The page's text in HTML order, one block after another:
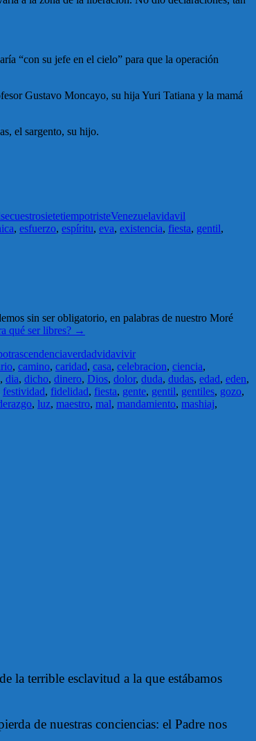
“con su jefe en el cielo” para que la operación
Gustavo Moncayo, su hija Yuri Tatiana y la mamá
el sargento, su hijo.
secuestrosietetiempotristeVenezuelavidavil
, esfuerzo, espíritu, eva, existencia, fiesta, gentil,
sin ser obligatorio, en palabras de nuestro Moré
qué ser libres? →
trascendenciaverdadvidavivir
, camino, caridad, casa, celebracion, ciencia,
, dia, dicho, dinero, Dios, dolor, duda, dudas, edad, eden,
festividad, fidelidad, fiesta, gente, gentil, gentiles, gozo,
, luz, maestro, mal, mandamiento, mashiaj,
la terrible esclavitud a la que estábamos
de nuestras conciencias: el Padre nos